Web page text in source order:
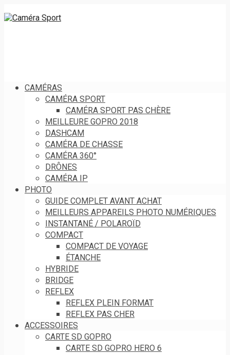
CAMÉRAS
CAMÉRA SPORT
CAMÉRA SPORT PAS CHÈRE
MEILLEURE GOPRO 2018
DASHCAM
CAMÉRA DE CHASSE
CAMÉRA 360°
DRÔNES
CAMÉRA IP
PHOTO
GUIDE COMPLET AVANT ACHAT
MEILLEURS APPAREILS PHOTO NUMÉRIQUES
INSTANTANÉ / POLAROÏD
COMPACT
COMPACT DE VOYAGE
ÉTANCHE
HYBRIDE
BRIDGE
REFLEX
REFLEX PLEIN FORMAT
REFLEX PAS CHER
ACCESSOIRES
CARTE SD GOPRO
CARTE SD GOPRO HERO 6